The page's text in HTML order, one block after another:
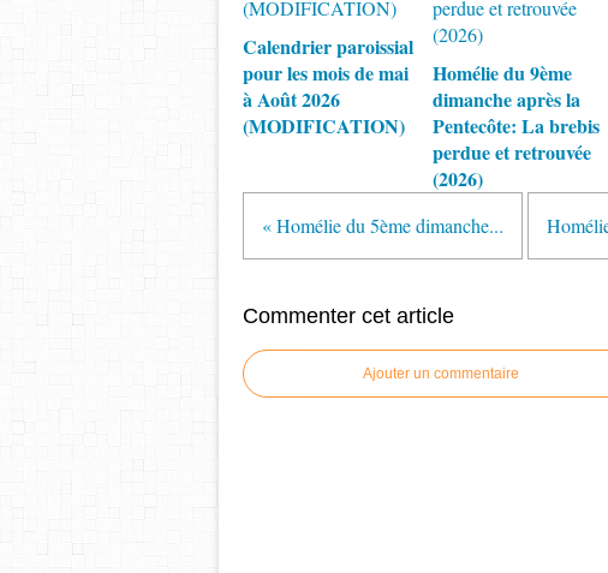
Calendrier paroissial
pour les mois de mai
à Août 2026
(MODIFICATION)
Homélie du 9ème
dimanche après la
Pentecôte: La brebis
perdue et retrouvée
(2026)
« Homélie du 5ème dimanche...
Commenter cet article
Ajouter un commentaire